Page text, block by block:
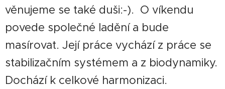
věnujeme se také duši:-). O víkendu
povede společné ladění a bude
masírovat. Její práce vychází z práce se
stabilizačním systémem a z biodynamiky.
Dochází k celkové harmonizaci.